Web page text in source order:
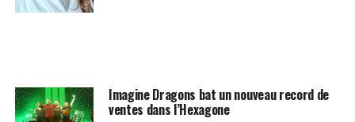
Imagine Dragons bat un nouveau record de
ventes dans l’Hexagone